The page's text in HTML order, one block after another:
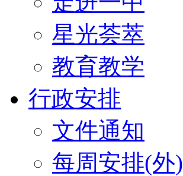
星光荟萃
教育教学
行政安排
文件通知
每周安排(外)